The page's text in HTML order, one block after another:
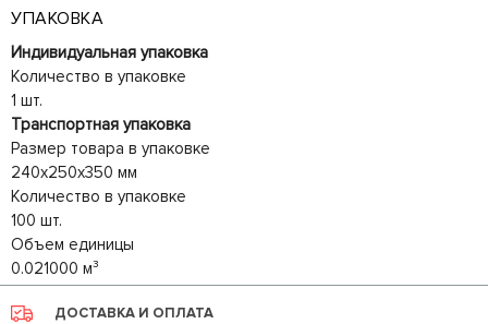
УПАКОВКА
Индивидуальная упаковка
Количество в упаковке
1 шт.
Транспортная упаковка
Размер товара в упаковке
240x250x350 мм
Количество в упаковке
100 шт.
Объем единицы
0.021000 м³
ДОСТАВКА И ОПЛАТА